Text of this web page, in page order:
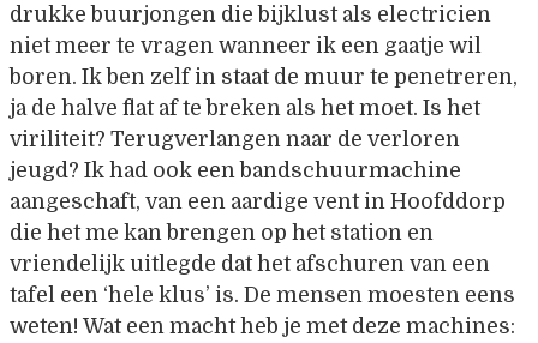
drukke buurjongen die bijklust als electricien
niet meer te vragen wanneer ik een gaatje wil
boren. Ik ben zelf in staat de muur te penetreren,
ja de halve flat af te breken als het moet. Is het
viriliteit? Terugverlangen naar de verloren
jeugd? Ik had ook een bandschuurmachine
aangeschaft, van een aardige vent in Hoofddorp
die het me kan brengen op het station en
vriendelijk uitlegde dat het afschuren van een
tafel een ‘hele klus’ is. De mensen moesten eens
weten! Wat een macht heb je met deze machines: